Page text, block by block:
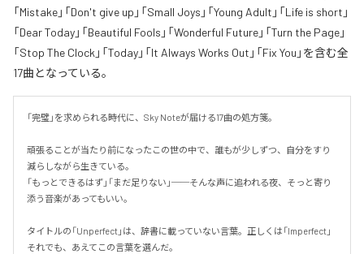
「Mistake」「Don't give up」「Small Joys」「Young Adult」「Life is short」
「Dear Today」「Beautiful Fools」「Wonderful Future」「Turn the Page」
「Stop The Clock」「Today」「It Always Works Out」「Fix You」を含む全
17曲となっている。
「完璧」を求められる時代に、Sky Noteが届ける17曲の処方箋。
頑張ることが当たり前になったこの世の中で、誰もが少しずつ、自分をすり
減らしながら生きている。
「もっとできるはず」「まだ足りない」──そんな声に追われる夜、そっと寄り
添う音楽があってもいい。
タイトルの「Unperfect」は、辞書に載っていない言葉。正しくは「Imperfect」
それでも、あえてこの言葉を選んだ。